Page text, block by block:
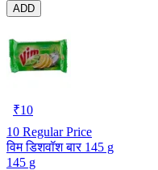
ADD
₹10
10 Regular Price
विम डिशवॉश बार 145 g
145 g